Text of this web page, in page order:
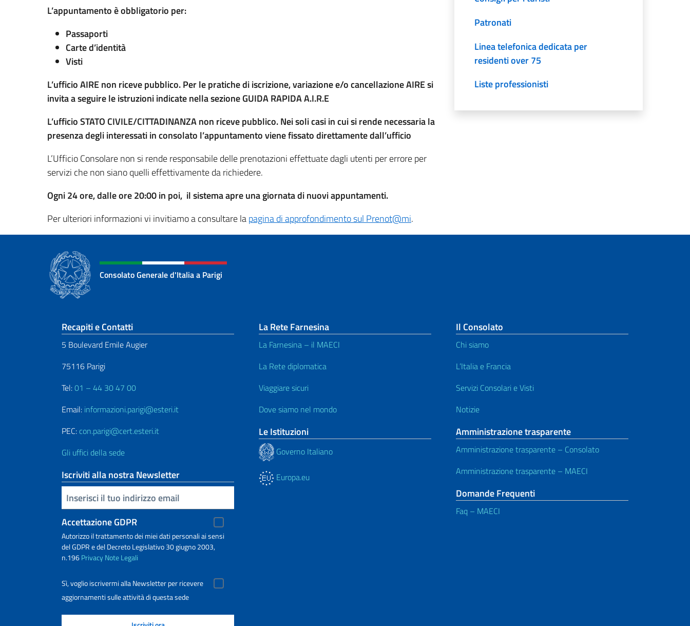
L’appuntamento è obbligatorio per:
Passaporti
Carte d’identità
Visti
L’ufficio AIRE non riceve pubblico. Per le pratiche di iscrizione, variazione e/o cancellazione AIRE si
invita a seguire le istruzioni indicate nella sezioneGUIDA RAPIDA A.I.R.E
L’ufficio STATO CIVILE/CITTADINANZA non riceve pubblico. Nei soli casi in cui si rende necessaria la
presenza degli interessati in consolato l’appuntamento viene fissato direttamente dall’ufficio
L’Ufficio Consolare non si rende responsabile delle prenotazioni effettuate dagli utenti per errore per
servizi che non siano quelli effettivamente da richiedere.
Ogni 24 ore, dalle ore 20:00 in poi, il sistema apre una giornata di nuovi appuntamenti.
Per ulteriori informazioni vi invitiamo a consultare lapagina di approfondimento sul Prenot@mi.
Patronati
Linea telefonica dedicata per
residenti over 75
Liste professionisti
Consolato Generale d'Italia a Parigi
Sezione footer
Recapiti e Contatti
5 Boulevard Emile Augier
75116 Parigi
Tel:01 – 44 30 47 00
Email: informazioni.parigi@esteri.it
PEC: con.parigi@cert.esteri.it
Gli uffici della sede
Iscriviti alla nostra Newsletter
Inserisci la tua email
Accettazione GDPR
Autorizzo il trattamento dei miei dati personali ai sensi
del GDPR e del Decreto Legislativo 30 giugno 2003,
n.196PrivacyNote Legali
Sì, voglio iscrivermi alla Newsletter per ricevere
aggiornamenti sulle attività di questa sede
La Rete Farnesina
La Farnesina – il MAECI
La Rete diplomatica
Viaggiare sicuri
Dove siamo nel mondo
Le Istituzioni
Governo Italiano
Europa.eu
Il Consolato
Chi siamo
L’Italia e Francia
Servizi Consolari e Visti
Notizie
Amministrazione trasparente
Amministrazione trasparente – Consolato
Amministrazione trasparente – MAECI
Domande Frequenti
Faq – MAECI